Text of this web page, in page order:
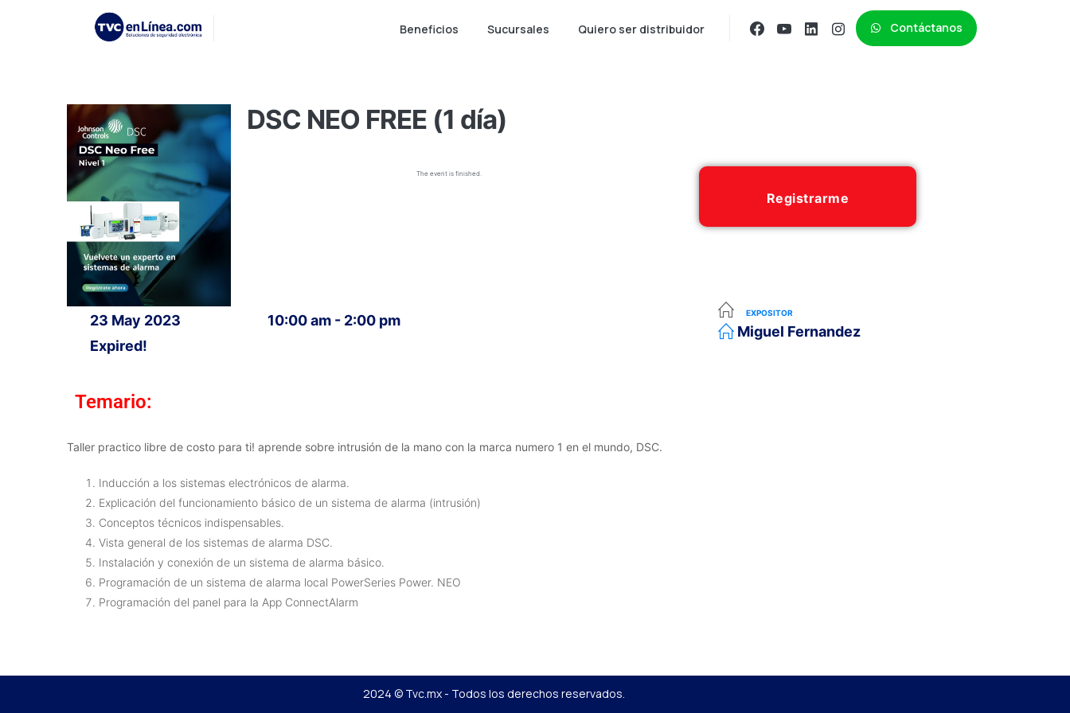
Beneficios Sucursales Quiero ser distribuidor Contáctanos
DSC NEO FREE (1 día)
The event is finished.
Registrarme
23 May 2023
Expired!
10:00 am - 2:00 pm EXPOSITOR
Miguel Fernandez
Temario:
Taller practico libre de costo para ti! aprende sobre intrusión de la mano con la marca numero 1 en el mundo, DSC.
Inducción a los sistemas electrónicos de alarma.
Explicación del funcionamiento básico de un sistema de alarma (intrusión)
Conceptos técnicos indispensables.
Vista general de los sistemas de alarma DSC.
Instalación y conexión de un sistema de alarma básico.
Programación de un sistema de alarma local PowerSeries Power. NEO
Programación del panel para la App ConnectAlarm
2024 © Tvc.mx - Todos los derechos reservados.